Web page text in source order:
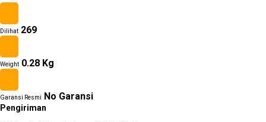
Dilihat 269
Weight 0.28 Kg
Garansi Resmi No Garansi
Pengiriman
Other
Hardware